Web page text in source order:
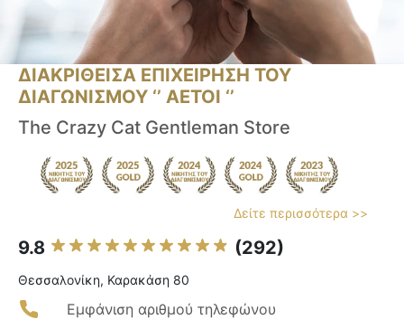
ΔΙΑΚΡΙΘΕΙΣΑ ΕΠΙΧΕΙΡΗΣΗ ΤΟΥ
ΔΙΑΓΩΝΙΣΜΟΥ ‘’ ΑΕΤΟΙ ‘’
The Crazy Cat Gentleman Store
Δείτε περισσότερα >>
9.8 (292)
Θεσσαλονίκη, Καρακάση 80
Εμφάνιση αριθμού τηλεφώνου